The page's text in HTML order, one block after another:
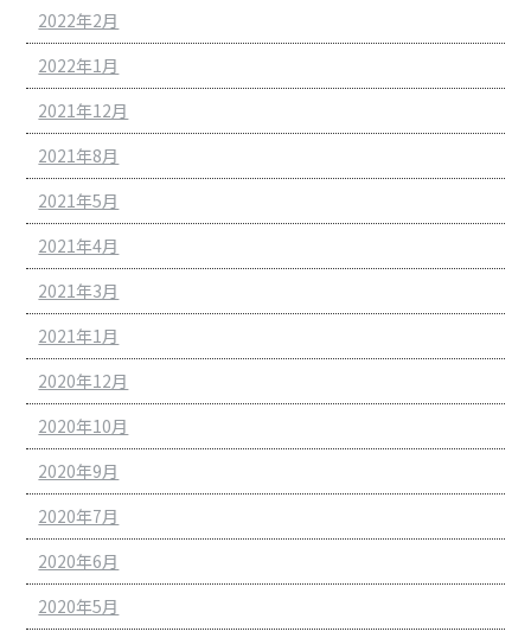
2022年2月
2022年1月
2021年12月
2021年8月
2021年5月
2021年4月
2021年3月
2021年1月
2020年12月
2020年10月
2020年9月
2020年7月
2020年6月
2020年5月